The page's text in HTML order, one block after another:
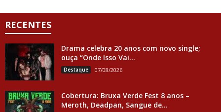
RECENTES
Drama celebra 20 anos com novo single;
ouça “Onde Isso Vai...
Destaque 07/08/2026
Cobertura: Bruxa Verde Fest 8 anos –
Meroth, Deadpan, Sangue de...